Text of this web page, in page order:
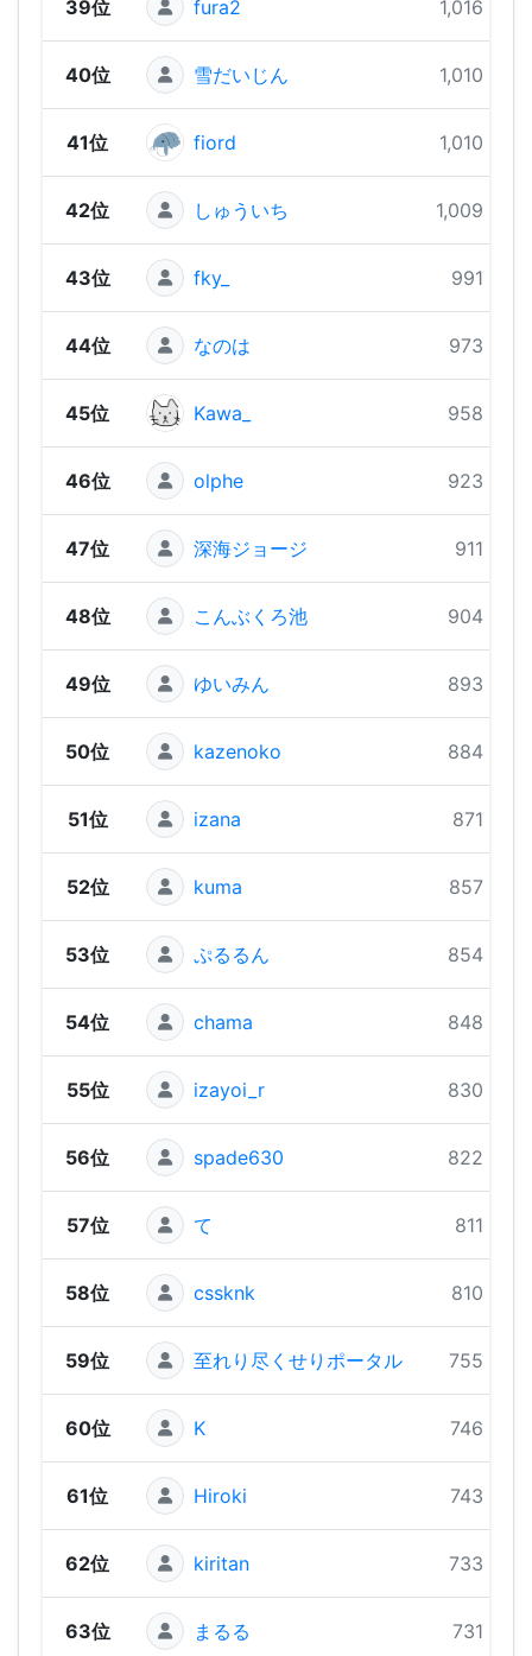
39位 fura2 1,016 pts
40位 雪だいじん 1,010 pts
41位 fiord 1,010 pts
42位 しゅういち 1,009 pts
43位 fky_ 991 pts
44位 なのは 973 pts
45位 Kawa_ 958 pts
46位 olphe 923 pts
47位 深海ジョージ 911 pts
48位 こんぶくろ池 904 pts
49位 ゆいみん 893 pts
50位 kazenoko 884 pts
51位 izana 871 pts
52位 kuma 857 pts
53位 ぷるるん 854 pts
54位 chama 848 pts
55位 izayoi_r 830 pts
56位 spade630 822 pts
57位 て 811 pts
58位 cssknk 810 pts
59位 至れり尽くせりポータル 755 pts
60位 K 746 pts
61位 Hiroki 743 pts
62位 kiritan 733 pts
63位 まるる 731 pts